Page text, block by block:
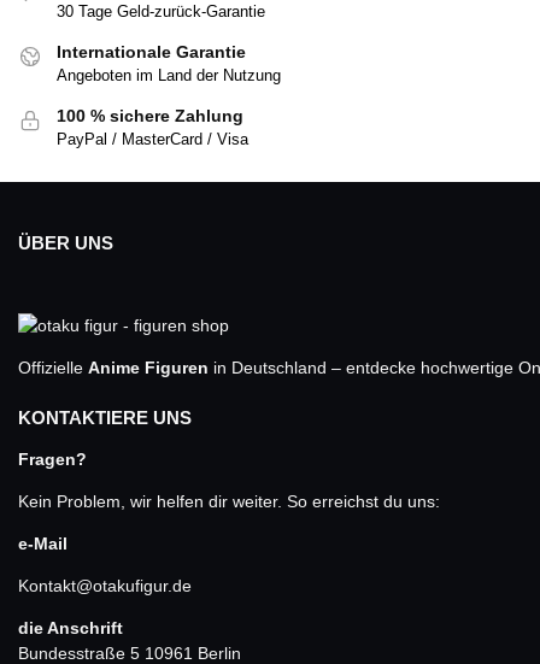
30 Tage Geld-zurück-Garantie
Internationale Garantie
Angeboten im Land der Nutzung
100 % sichere Zahlung
PayPal / MasterCard / Visa
ÜBER UNS
Offizielle Anime Figuren in Deutschland – entdecke hochwertige
KONTAKTIERE UNS
Fragen?
Kein Problem, wir helfen dir weiter. So erreichst du uns:
e-Mail
Kontakt@otakufigur.de
die Anschrift
Bundesstraße 5 10961 Berlin